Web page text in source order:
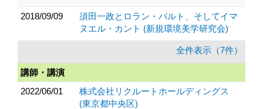
2018/09/09
須田一政とロラン・バルト、そしてイマ
ヌエル・カント (新規環境美学研究会)
全件表示（7件）
講師・講演
2022/06/01
株式会社リクルートホールディングス
(東京都中央区)